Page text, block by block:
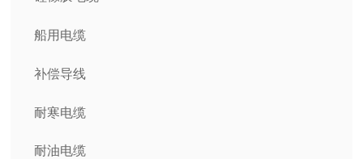
船用电缆
补偿导线
耐寒电缆
耐油电缆